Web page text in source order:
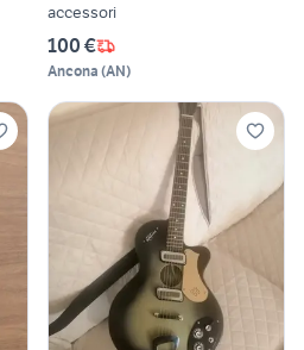
accessori
100 €
Ancona (AN)